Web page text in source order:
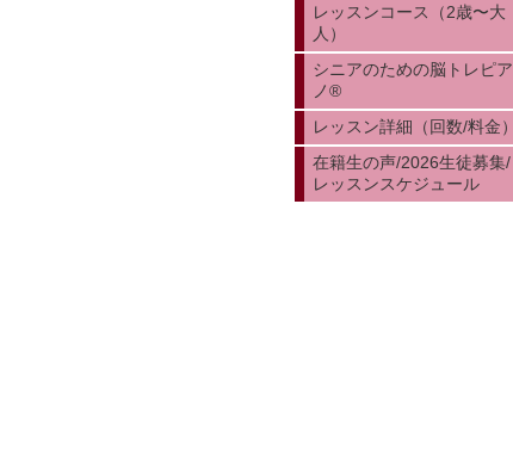
レッスンコース（2歳〜大
人）
シニアのための脳トレピア
ノ®︎
レッスン詳細（回数/料金）
在籍生の声/2026生徒募集/
レッスンスケジュール